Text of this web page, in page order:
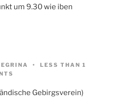
um 9.30 wie iben
LESS THAN 1
Gebirgsverein)